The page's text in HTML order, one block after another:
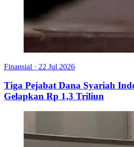
Finansial · 22 Jul 2026
Tiga Pejabat Dana Syariah
Gelapkan Rp 1,3 Triliun